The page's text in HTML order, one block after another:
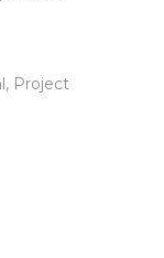
Project